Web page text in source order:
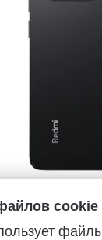
Смартфон
Redmi Note 14 6/
cookie